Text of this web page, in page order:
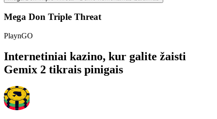
Mega Don Triple Threat
PlaynGO
Internetiniai kazino, kur galite žaisti
Gemix 2 tikrais pinigais